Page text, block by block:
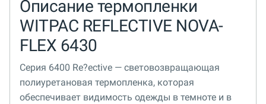
Описание термопленки
WITPAC REFLECTIVE NOVA-
FLEX 6430
Серия 6400 Re?ective — световозвращающая
полиуретановая термопленка, которая
обеспечивает видимость одежды в темноте и в